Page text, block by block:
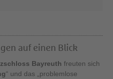
auf einen Blick
Bayreuth freuten sich
“ und das „problemlose